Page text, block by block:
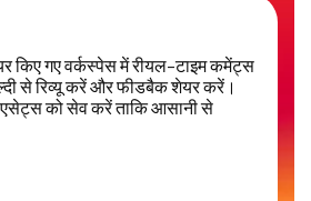
किए गए वर्कस्पेस में रीयल-टाइम कमेंट्स
से रिव्यू करें और फीडबैक शेयर करें।
को सेव करें ताकि आसानी से